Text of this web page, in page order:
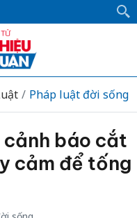
Pháp luật đời sống
cảnh báo cắt
cảm để tống